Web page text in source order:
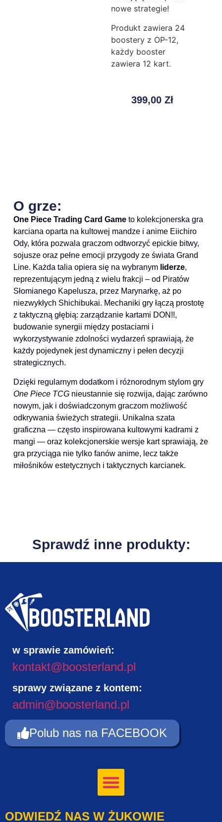
nowe strategie!
Produkt zawiera 24
boostery z OP-12,
każdy booster
zawiera 12 kart.
399,00Zł
O grze:
One Piece Trading Card Gameto kolekcjonerska gra
karciana oparta na kultowej mandze i anime Eiichiro
Ody, która pozwala graczom odtworzyć epickie bitwy,
sojusze oraz pełne emocji przygody ze świata Grand
Line. Każda talia opiera się na wybranym liderze,
reprezentującym jedną z wielu frakcji – od Piratów
Słomianego Kapelusza, przez Marynarkę, aż po
niezwykłych Shichibukai. Mechaniki gry łączą prostotę
z taktyczną głębią: zarządzanie kartami DON!!,
budowanie synergii między postaciami i
wykorzystywanie zdolności wydarzeń sprawiają, że
każdy pojedynek jest dynamiczny i pełen decyzji
strategicznych.
Dzięki regularnym dodatkom i różnorodnym stylom gry
One Piece TCGnieustannie się rozwija, dając zarówno
nowym, jak i doświadczonym graczom możliwość
odkrywania świeżych strategii. Unikalna szata
graficzna — często inspirowana kultowymi kadrami z
mangi — oraz kolekcjonerskie wersje kart sprawiają, że
gra przyciąga nie tylko fanów anime, lecz także
miłośników estetycznych i taktycznych karcianek.
Sprawdź inne produkty:
w sprawie zamówień:
kontakt@boosterland.pl
sprawy związane z kontem:
admin@boosterland.pl
Polub nas na FACEBOOK
ODWIEDŹ NAS W ŻUKOWIE